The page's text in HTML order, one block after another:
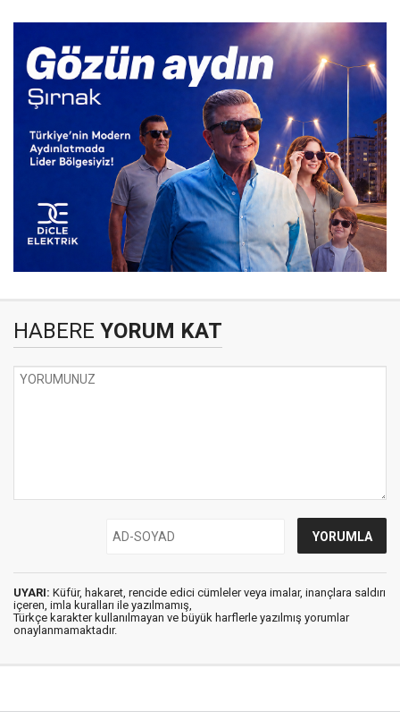
HABERE YORUM KAT
UYARI: Küfür, hakaret, rencide edici cümleler veya imalar, inançlara saldırı
içeren, imla kuralları ile yazılmamış,
Türkçe karakter kullanılmayan ve büyük harflerle yazılmış yorumlar
onaylanmamaktadır.